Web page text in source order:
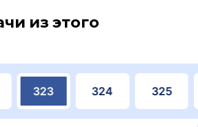
из этого
323 324 325